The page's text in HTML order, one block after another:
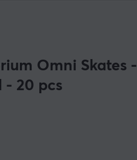
Omni Skates -
- 20 pcs